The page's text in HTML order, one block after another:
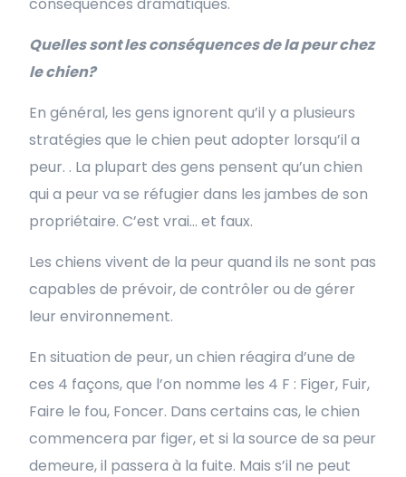
Quelles sont les conséquences de la peur chez
le chien?
En général, les gens ignorent qu’il y a plusieurs
stratégies que le chien peut adopter lorsqu’il a
peur. . La plupart des gens pensent qu’un chien
qui a peur va se réfugier dans les jambes de son
propriétaire. C’est vrai… et faux.
Les chiens vivent de la peur quand ils ne sont pas
capables de prévoir, de contrôler ou de gérer
leur environnement.
En situation de peur, un chien réagira d’une de
ces 4 façons, que l’on nomme les 4 F : Figer, Fuir,
Faire le fou, Foncer. Dans certains cas, le chien
commencera par figer, et si la source de sa peur
demeure, il passera à la fuite. Mais s’il ne peut